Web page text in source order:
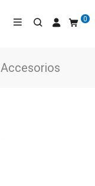
0
Accesorios